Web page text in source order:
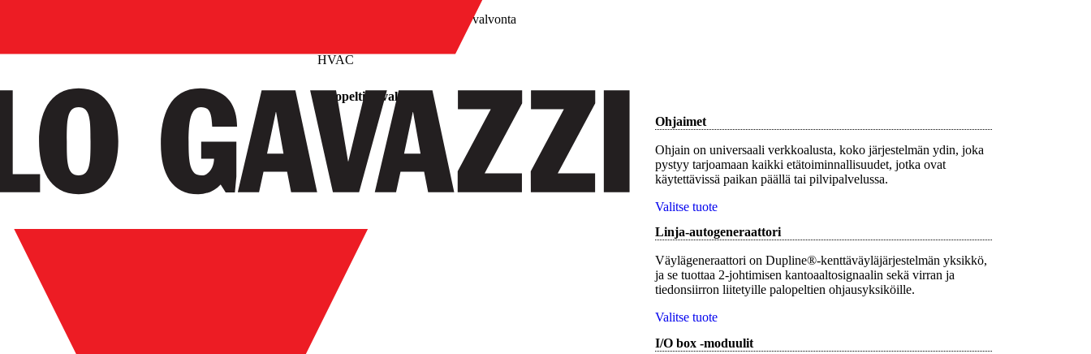
Palopeltien valvonta
HVAC
Palopeltien valvonta
Ohjaimet
Ohjain on universaali verkkoalusta, koko järjestelmän ydin, joka
pystyy tarjoamaan kaikki etätoiminnallisuudet, jotka ovat
käytettävissä paikan päällä tai pilvipalvelussa.
Valitse tuote
Linja-autogeneraattori
Väylägeneraattori on Dupline®-kenttäväyläjärjestelmän yksikkö,
ja se tuottaa 2-johtimisen kantoaaltosignaalin sekä virran ja
tiedonsiirron liitetyille palopeltien ohjausyksiköille.
Valitse tuote
I/O box -moduulit